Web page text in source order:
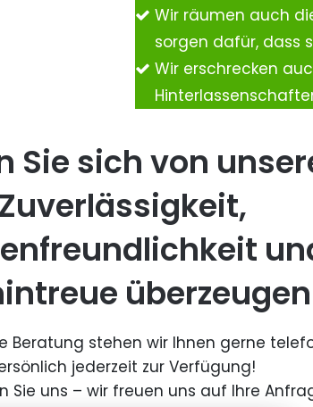
Wir räumen auch
sorgen dafür, dass
Wir erschrecken
Sie sich von
Zuverlässigkeit,
Beratung stehen wir Ihnen gerne
jederzeit zur Verfügung!
Sie uns – wir freuen uns auf Ihre